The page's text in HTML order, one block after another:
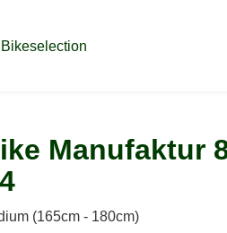
Manufaktur
(165cm - 180cm)